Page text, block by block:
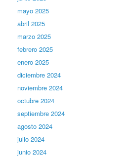
mayo 2025
abril 2025
marzo 2025
febrero 2025
enero 2025
diciembre 2024
noviembre 2024
octubre 2024
septiembre 2024
agosto 2024
julio 2024
junio 2024